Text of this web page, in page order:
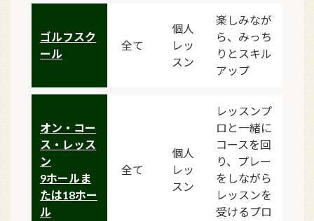
ゴルフスク
ール
全て
個人
レッ
スン
楽しみなが
ら、みっち
りとスキル
アップ
オン・コー
ス・レッス
ン
9ホールま
たは18ホー
ル
全て
個人
レッ
スン
レッスンプ
ロと一緒に
コースを回
り、プレー
をしながら
レッスンを
受けるプロ